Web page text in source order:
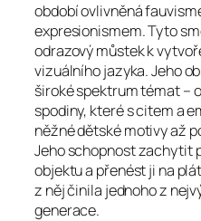
období ovlivněná
expresionismem. Tyto
odrazový můstek k
vizuálního jazyka. Jeho
široké spektrum témat –
spodiny, které s citem a
něžné dětské motivy až
Jeho schopnost zachytit
objektu a přenést ji na
z něj činila jednoho z
generace.